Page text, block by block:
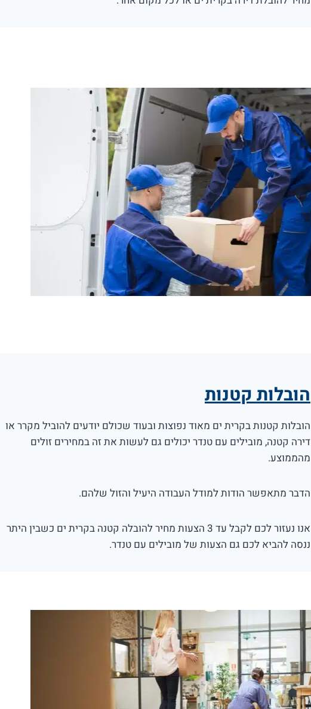
הובלות קטנות
הובלות קטנות בקרית ים מאוד נפוצות ובעוד שכולם יודעים להוביל מקרר או
דירה קטנה, מובילים עם טנדר יכולים גם לעשות את זה במחירים זולים
מהממוצע.
הדבר מתאפשר הודות למודל העבודה היעיל והזול שלהם.
אנו נעזור לכם לקבל עד 3 הצעות מחיר להובלה קטנה בקרית ים כשבין היתר
ננסה להביא לכם גם הצעות של מובילים עם טנדר.